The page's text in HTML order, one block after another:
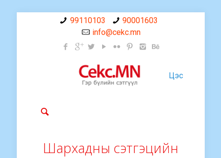
99110103
90001603
info@cekc.mn
Цэс
Шархадны сэтгэцийн